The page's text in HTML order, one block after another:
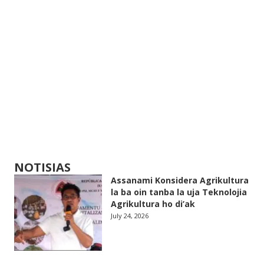
NOTISIAS
Assanami Konsidera Agrikultura
la ba oin tanba la uja Teknolojia
Agrikultura ho di’ak
July 24, 2026